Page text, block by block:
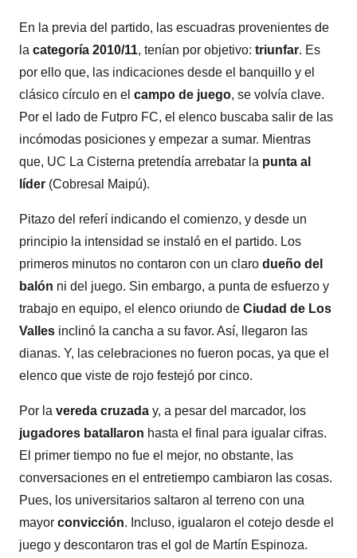
En la previa del partido, las escuadras provenientes de
la categoría 2010/11, tenían por objetivo: triunfar. Es
por ello que, las indicaciones desde el banquillo y el
clásico círculo en el campo de juego, se volvía clave.
Por el lado de Futpro FC, el elenco buscaba salir de las
incómodas posiciones y empezar a sumar. Mientras
que, UC La Cisterna pretendía arrebatar la punta al
líder (Cobresal Maipú).
Pitazo del referí indicando el comienzo, y desde un
principio la intensidad se instaló en el partido. Los
primeros minutos no contaron con un claro dueño del
balón ni del juego. Sin embargo, a punta de esfuerzo y
trabajo en equipo, el elenco oriundo de Ciudad de Los
Valles inclinó la cancha a su favor. Así, llegaron las
dianas. Y, las celebraciones no fueron pocas, ya que el
elenco que viste de rojo festejó por cinco.
Por la vereda cruzada y, a pesar del marcador, los
jugadores batallaron hasta el final para igualar cifras.
El primer tiempo no fue el mejor, no obstante, las
conversaciones en el entretiempo cambiaron las cosas.
Pues, los universitarios saltaron al terreno con una
mayor convicción. Incluso, igualaron el cotejo desde el
juego y descontaron tras el gol de Martín Espinoza.